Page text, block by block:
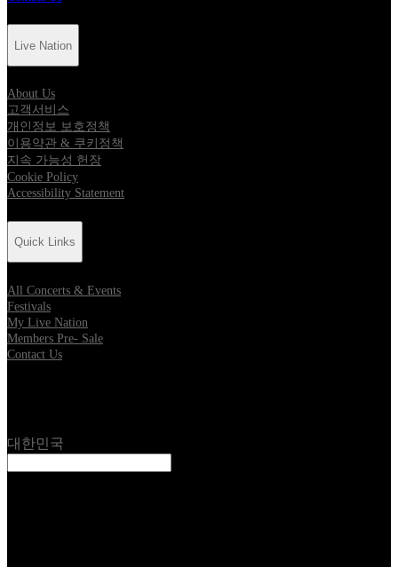
Live Nation
About Us
고객서비스
개인정보 보호정책
이용약관 & 쿠키정책
지속 가능성 헌장
Cookie Policy
Accessibility Statement
Quick Links
All Concerts & Events
Festivals
My Live Nation
Members Pre- Sale
Contact Us
대한민국